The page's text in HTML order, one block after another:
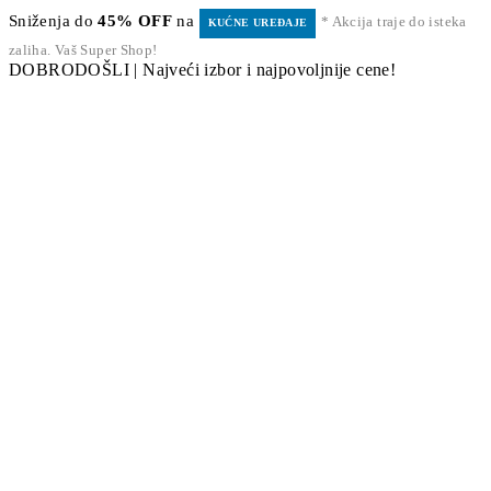
Sniženja do45% OFF na KUĆNE UREĐAJE
* Akcija traje do isteka
zaliha. Vaš Super Shop!
DOBRODOŠLI | Najveći izbor i najpovoljnije cene!